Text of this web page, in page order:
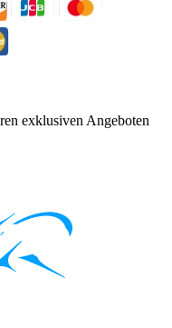
exklusiven Angeboten